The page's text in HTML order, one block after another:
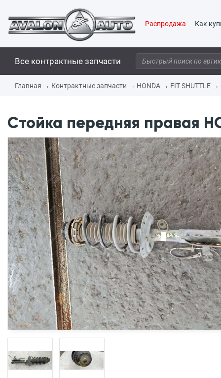
Распродажа Как
Все контрактные запчасти
Главная → Контрактные запчасти → HONDA → FIT SHUTTLE →
Стойка передняя правая